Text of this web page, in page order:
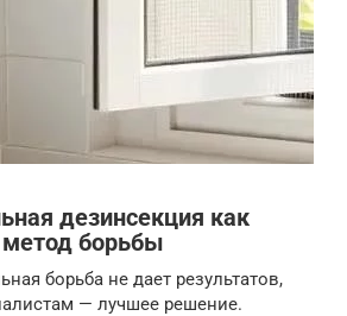
дезинсекция как
борьбы
борьба не дает результатов,
— лучшее решение.